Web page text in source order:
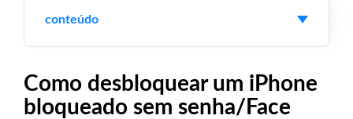
conteúdo
Como desbloquear um iPhone
bloqueado sem senha/Face